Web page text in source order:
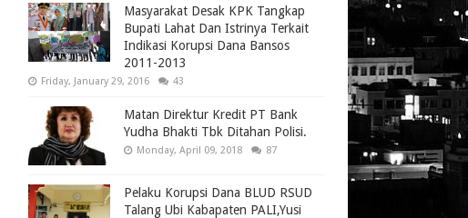
Masyarakat Desak KPK Tangkap
Bupati Lahat Dan Istrinya Terkait
Indikasi Korupsi Dana Bansos
2011-2013
Friday, January 29, 2016 43
Matan Direktur Kredit PT Bank
Yudha Bhakti Tbk Ditahan Polisi.
Monday, April 09, 2018 87
Pelaku Korupsi Dana BLUD RSUD
Talang Ubi Kabapaten PALI,Yusi